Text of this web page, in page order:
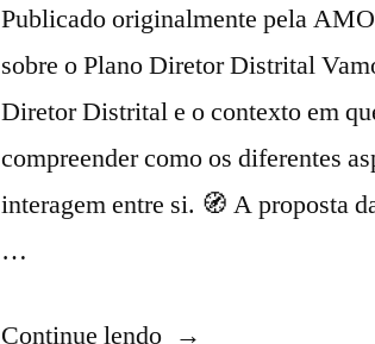
Publicado originalmente pela
sobre o Plano Diretor Distrital
Diretor Distrital e o contexto em
compreender como os diferentes
interagem entre si. 🧭 A proposta
…
Continue lendo“Reunião